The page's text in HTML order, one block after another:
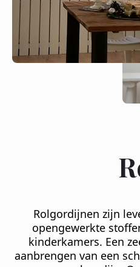
Rolgordijnen zijn
opengewerkte
kinderkamers. Een
aanbrengen van een